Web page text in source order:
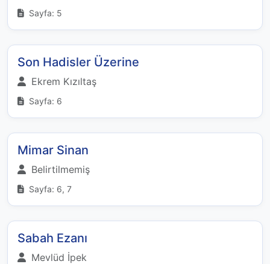
Sayfa: 5
Son Hadisler Üzerine
Ekrem Kızıltaş
Sayfa: 6
Mimar Sinan
Belirtilmemiş
Sayfa: 6, 7
Sabah Ezanı
Mevlüd İpek